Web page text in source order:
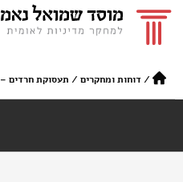
/דוחות ומחקרים / תעסוקת חרדים